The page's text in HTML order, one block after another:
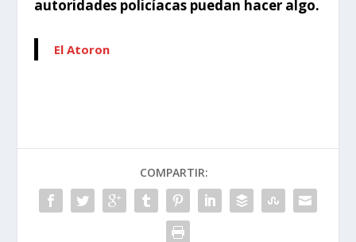
autoridades policíacas puedan hacer algo.
El Atoron
COMPARTIR: